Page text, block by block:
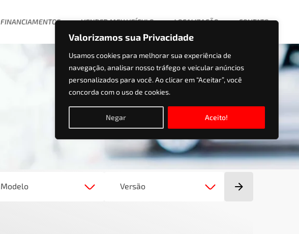
Valorizamos sua Privacidade
Usamos cookies para melhorar sua experiência de
navegação, analisar nosso tráfego e veicular anúncios
personalizados para você. Ao clicar em “Aceitar”, você
concorda com o uso de cookies.
Negar Aceito!
FINANCIAMENTOS VENDER MEU VEÍCULO LOCALIZAÇÃO CONTATO
Modelo Versão